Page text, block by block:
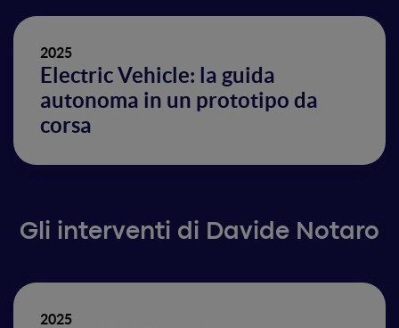
2025
Electric Vehicle: la guida
autonoma in un prototipo da
corsa
Gli interventi di Davide Notaro
2025